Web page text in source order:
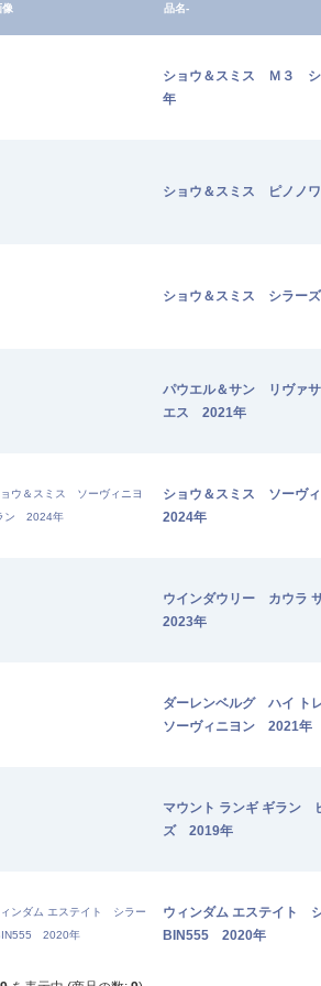
品名-
ショウ＆スミス Ｍ３
年
ショウ＆スミス ピノノ
ショウ＆スミス シラー
パウエル＆サン リヴァ
エス 2021年
ショウ＆スミス ソーヴ
2024年
ウインダウリー カウラ
2023年
ダーレンベルグ ハイ ト
ソーヴィニヨン 2021年
マウント ランギ ギラン
ズ 2019年
ウィンダム エステイト
BIN555 2020年